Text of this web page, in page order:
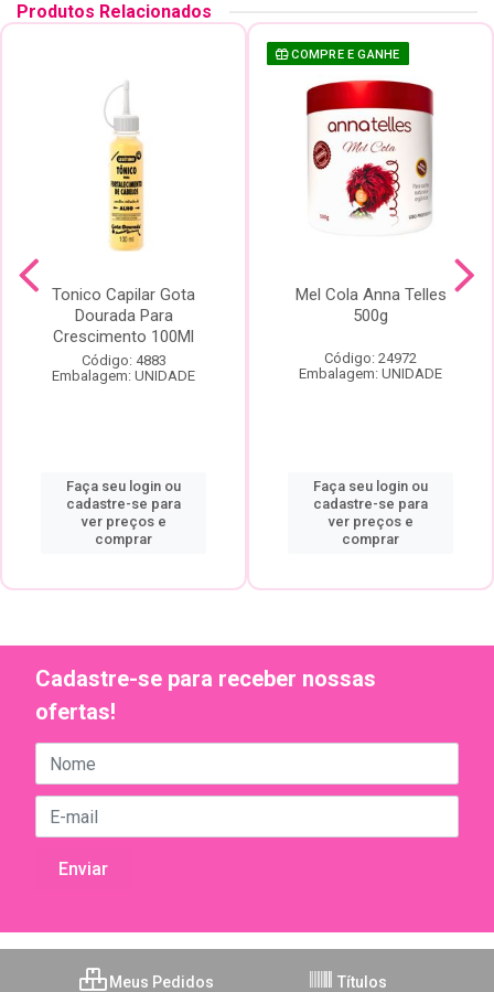
Produtos Relacionados
Tonico Capilar Gota
Dourada Para
Crescimento 100Ml
Código: 4883
Embalagem: UNIDADE
Faça seu login ou
cadastre-se para
ver preços e
comprar
COMPRE E GANHE
Mel Cola Anna Telles
500g
Código: 24972
Embalagem: UNIDADE
Faça seu login ou
cadastre-se para
ver preços e
comprar
Cadastre-se para receber nossas
ofertas!
Meus Pedidos Títulos